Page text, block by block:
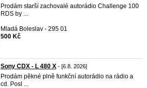
Prodám starší zachovalé autorádio Challenge 100
RDS by ...
Mladá Boleslav - 295 01
500 Kč
Sony CDX - L 480 X - [6.8. 2026]
Prodám pěkné plně funkční autorádio na rádio a
cd. Posl ...